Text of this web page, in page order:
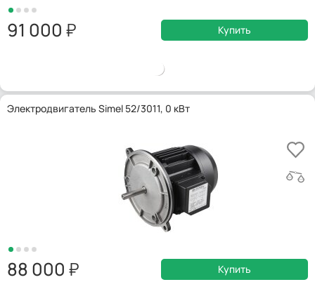
91 000 Купить
Электродвигатель Simel 52/3011, 0 кВт
88 000 Купить